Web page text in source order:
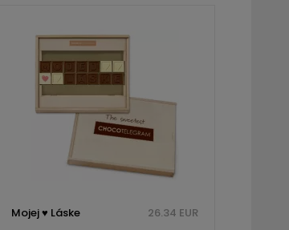
Mojej ♥ Láske 26.34 EUR